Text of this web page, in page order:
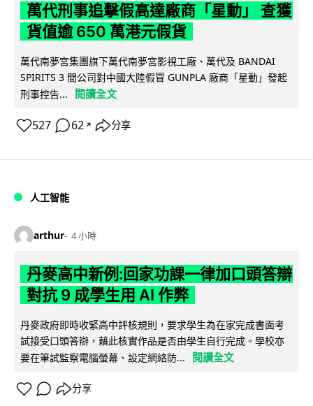
萬代刑事追擊假高達廠商「星動」 查獲
貨值逾 650 萬港元假貨
萬代南夢宮集團旗下萬代南夢宮影視工廠、萬代及 BANDAI
SPIRITS 3 間公司對中國大陸假冒 GUNPLA 廠商「星動」發起
刑事控告...
閱讀全文
527 62 ↗ 分享
人工智能
arthur 4 小時
丹麥高中新例:回家功課一律加口頭答辯
對抗 9 成學生用 AI 作弊
丹麥政府即時收緊高中評核規則，要求學生為在家完成書面考
試接受口頭答辯，藉此核實作品是否由學生自行完成。學校亦
要在筆試監察電腦螢幕、設定網絡防...
閱讀全文
分享